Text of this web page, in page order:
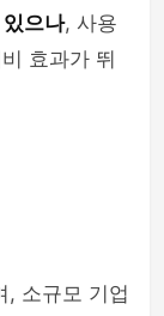
으나, 사용
효과가 뛰
, 소규모 기업